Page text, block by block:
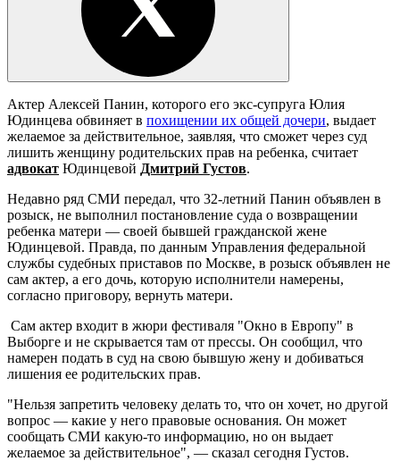
Актер Алексей Панин, которого его экс-супруга Юлия
Юдинцева обвиняет в похищении их общей дочери, выдает
желаемое за действительное, заявляя, что сможет через суд
лишить женщину родительских прав на ребенка, считает
адвокат Юдинцевой Дмитрий Густов.
Недавно ряд СМИ передал, что 32-летний Панин объявлен в
розыск, не выполнил постановление суда о возвращении
ребенка матери — своей бывшей гражданской жене
Юдинцевой. Правда, по данным Управления федеральной
службы судебных приставов по Москве, в розыск объявлен не
сам актер, а его дочь, которую исполнители намерены,
согласно приговору, вернуть матери.
Сам актер входит в жюри фестиваля "Окно в Европу" в
Выборге и не скрывается там от прессы. Он сообщил, что
намерен подать в суд на свою бывшую жену и добиваться
лишения ее родительских прав.
"Нельзя запретить человеку делать то, что он хочет, но другой
вопрос — какие у него правовые основания. Он может
сообщать СМИ какую-то информацию, но он выдает
желаемое за действительное", — сказал сегодня Густов.